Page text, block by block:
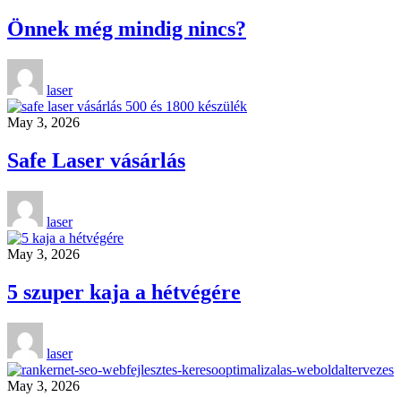
Önnek még mindig nincs?
laser
May 3, 2026
Safe Laser vásárlás
laser
May 3, 2026
5 szuper kaja a hétvégére
laser
May 3, 2026